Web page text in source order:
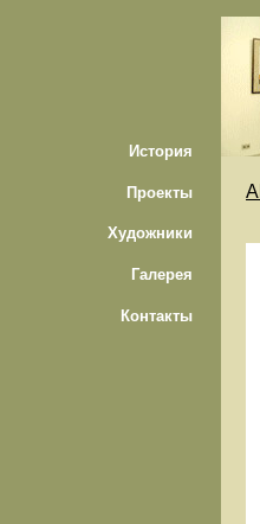
История
Проекты
Художники
Галерея
Контакты